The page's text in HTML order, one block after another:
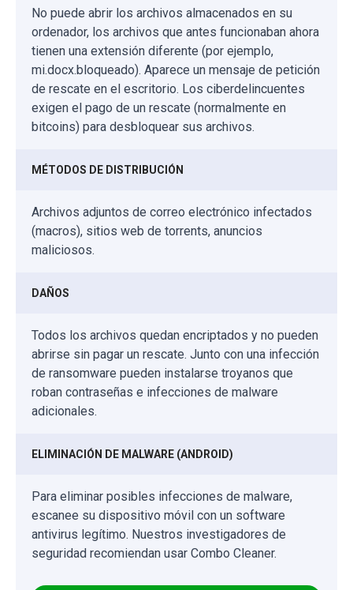
No puede abrir los archivos almacenados en su
ordenador, los archivos que antes funcionaban ahora
tienen una extensión diferente (por ejemplo,
mi.docx.bloqueado). Aparece un mensaje de petición
de rescate en el escritorio. Los ciberdelincuentes
exigen el pago de un rescate (normalmente en
bitcoins) para desbloquear sus archivos.
MÉTODOS DE DISTRIBUCIÓN
Archivos adjuntos de correo electrónico infectados
(macros), sitios web de torrents, anuncios
maliciosos.
DAÑOS
Todos los archivos quedan encriptados y no pueden
abrirse sin pagar un rescate. Junto con una infección
de ransomware pueden instalarse troyanos que
roban contraseñas e infecciones de malware
adicionales.
ELIMINACIÓN DE MALWARE (ANDROID)
Para eliminar posibles infecciones de malware,
escanee su dispositivo móvil con un software
antivirus legítimo. Nuestros investigadores de
seguridad recomiendan usar Combo Cleaner.